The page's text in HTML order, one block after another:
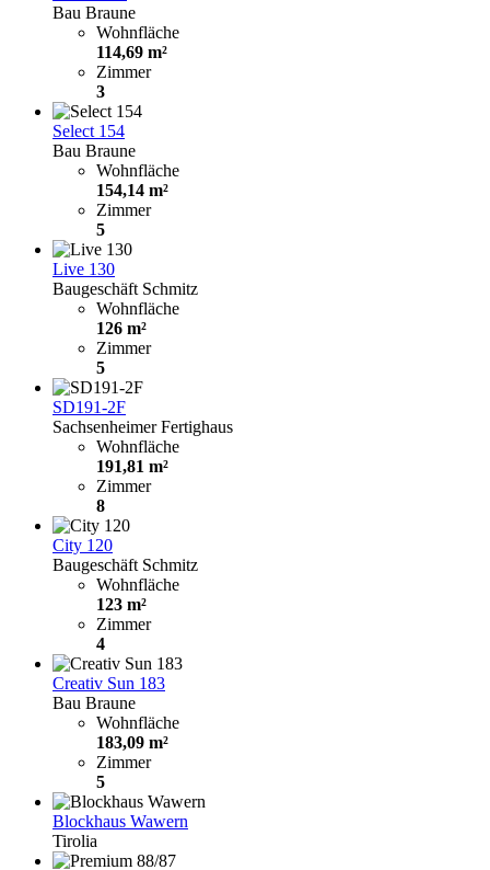
Bau Braune
Wohnfläche
114,69 m²
Zimmer
3
Select 154
Bau Braune
Wohnfläche
154,14 m²
Zimmer
5
Live 130
Baugeschäft Schmitz
Wohnfläche
126 m²
Zimmer
5
SD191-2F
Sachsenheimer Fertighaus
Wohnfläche
191,81 m²
Zimmer
8
City 120
Baugeschäft Schmitz
Wohnfläche
123 m²
Zimmer
4
Creativ Sun 183
Bau Braune
Wohnfläche
183,09 m²
Zimmer
5
Blockhaus Wawern
Tirolia